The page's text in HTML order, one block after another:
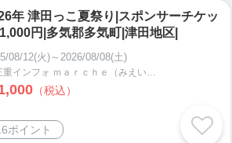
年 津田っこ夏祭り|スポンサーチケッ
円|多気郡多気町|津田地区|
08/12(火)～2026/08/08(土)
三重インフォ ｍａｒｃｈｅ（みえいんふぉまるしぇ）【三重県多気郡】
（税込）
ポイント